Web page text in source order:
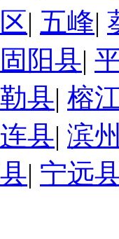
| 五峰|
固阳县|
县| 榕
县| 滨
| 宁远